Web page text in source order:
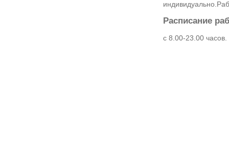
Расписание
с 8.00-23.00 часов.